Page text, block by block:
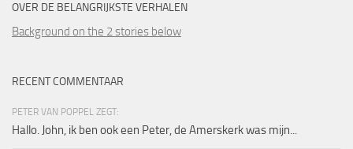
OVER DE BELANGRIJKSTE VERHALEN
Background on the 2 stories below
RECENT COMMENTAAR
PETER VAN POPPEL ZEGT:
Hallo. John, ik ben ook een Peter, de Amerskerk was mijn...